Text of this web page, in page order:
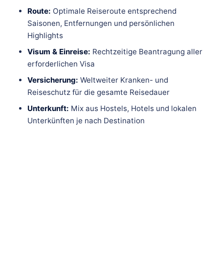
Route: Optimale Reiseroute entsprechend
Saisonen, Entfernungen und persönlichen
Highlights
Visum & Einreise: Rechtzeitige Beantragung aller
erforderlichen Visa
Versicherung: Weltweiter Kranken- und
Reiseschutz für die gesamte Reisedauer
Unterkunft: Mix aus Hostels, Hotels und lokalen
Unterkünften je nach Destination